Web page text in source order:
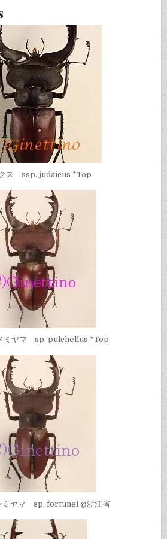
ス ssp. judaicus *Top
ミヤマ sp. pulchellus *Top
ミヤマ sp. fortunei @浙江省